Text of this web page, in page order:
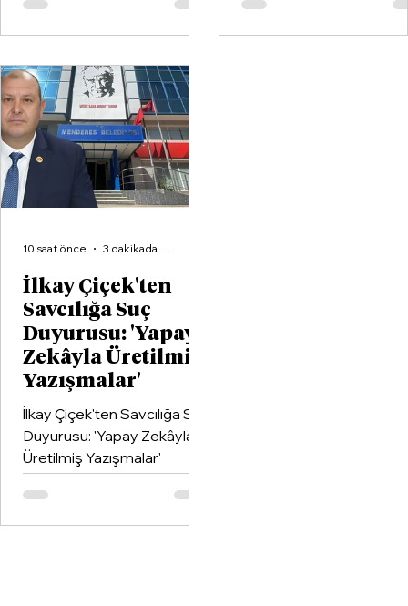
kulüplerinden Göztepe
Spor Kulübü ile İzmir'in en
organizasyonlarından
Aliağa KZY Spor Kulübü,
voleybol branşında güçlerini
birleştiren kapsamlı bir iş
birliği protokolüne imza attı.
İlkay Çiçek'ten
Savcılığa Suç
Duyurusu: 'Yapay
Zekâyla Üretilmiş
Yazışmalar'
İlkay Çiçek'ten Savcılığa Suç
Duyurusu: 'Yapay Zekâyla
Üretilmiş Yazışmalar'
10 saat önce 3 dakikada okunur